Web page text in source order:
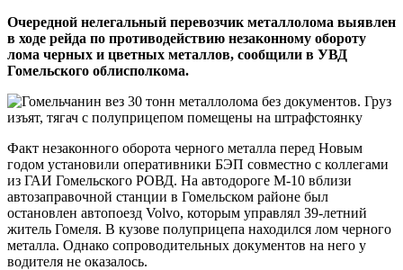
Очередной нелегальный перевозчик металлолома выявлен
в ходе рейда по противодействию незаконному обороту
лома черных и цветных металлов, сообщили в УВД
Гомельского облисполкома.
Факт незаконного оборота черного металла перед Новым
годом установили оперативники БЭП совместно с коллегами
из ГАИ Гомельского РОВД. На автодороге М-10 вблизи
автозаправочной станции в Гомельском районе был
остановлен автопоезд Volvo, которым управлял 39-летний
житель Гомеля. В кузове полуприцепа находился лом черного
металла. Однако сопроводительных документов на него у
водителя не оказалось.